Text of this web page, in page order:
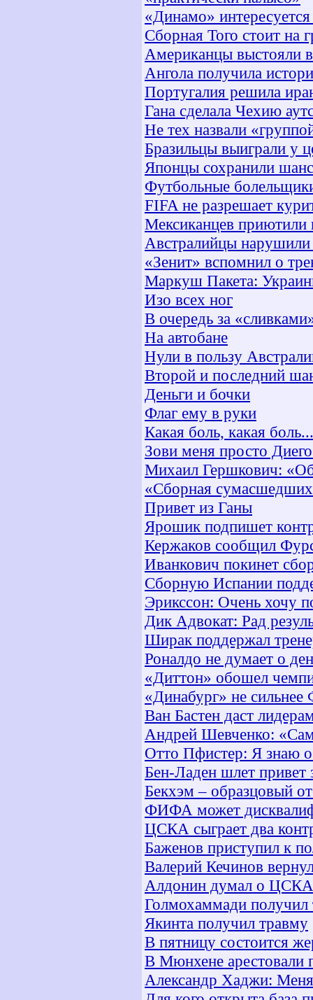
«Динамо»
Сборная Того стоит на
Американцы выстояли
Ангола получила
Португалия решила
Гана сделала Чехию
Не тех назвали
Бразильцы выиграли у
Японцы сохранили шанс
Футбольные
FIFA не разрешает
Мексиканцев приютили
Австралийцы
«Зенит» вспомнил о
Маркуш Пакета:
Изо всех ног
В очередь за
На автобане
Нули в пользу
Второй и последний
Деньги и бочки
Флаг ему в руки
Какая боль, какая боль...
Зови меня просто
Михаил Гершкович:
«Сборная
Привет из Ганы
Ярошик подпишет
Кержаков сообщил
Иванкович покинет
Сборную Испании
Эрикссон: Очень хочу
Дик Адвокат: Рад
Ширак поддержал
Роналдо не думает о
«Диттон» обошел
«Динабург» не сильнее
Ван Бастен даст
Андрей Шевченко:
Отто Пфистер: Я знаю
Бен-Ладен шлет привет
Бекхэм – образцовый
ФИФА может
ЦСКА сыграет два
Баженов приступил к
Валерий Кечинов
Алдонин думал о
Голмохаммади получил
Якинта получил травму
В пятницу состоится
В Мюнхене арестовали
Александр Хаджи: Меня